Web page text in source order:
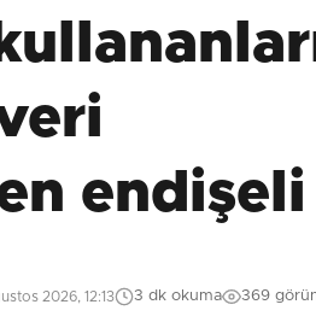
endişeli
2026, 12:13 3 dk okuma 369